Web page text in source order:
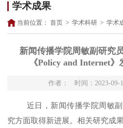
学术成果
当前位置： 首页 > 学术科研 > 学术
新闻传播学院周敏副研究
《Policy and Internet
作者： 时间：2023-09-
近 日， 新闻传播学院周敏
究方面取得新进展。相关研究成